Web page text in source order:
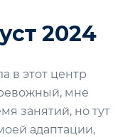
2024
в этот центр
мне
занятий, но тут
адаптации,